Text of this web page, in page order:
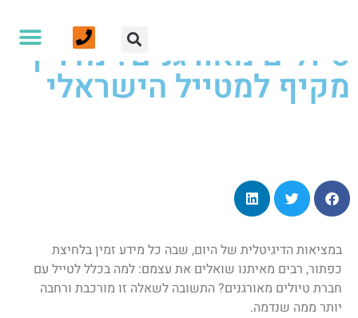
למה לטייל עם חברת
טיולים מאורגנים? מדריך
מקיף למטייל הישראלי
במציאות הדיגיטלית של היום, שבה כל מידע זמין בלחיצת
כפתור, רבים מאיתנו שואלים את עצמם: למה בכלל לטייל עם
חברת טיולים מאורגנים? התשובה לשאלה זו מורכבת ורחבה
יותר ממה שנדמה.